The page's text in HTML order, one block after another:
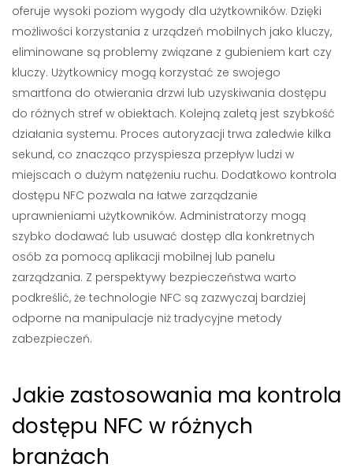
oferuje wysoki poziom wygody dla użytkowników. Dzięki
możliwości korzystania z urządzeń mobilnych jako kluczy,
eliminowane są problemy związane z gubieniem kart czy
kluczy. Użytkownicy mogą korzystać ze swojego
smartfona do otwierania drzwi lub uzyskiwania dostępu
do różnych stref w obiektach. Kolejną zaletą jest szybkość
działania systemu. Proces autoryzacji trwa zaledwie kilka
sekund, co znacząco przyspiesza przepływ ludzi w
miejscach o dużym natężeniu ruchu. Dodatkowo kontrola
dostępu NFC pozwala na łatwe zarządzanie
uprawnieniami użytkowników. Administratorzy mogą
szybko dodawać lub usuwać dostęp dla konkretnych
osób za pomocą aplikacji mobilnej lub panelu
zarządzania. Z perspektywy bezpieczeństwa warto
podkreślić, że technologie NFC są zazwyczaj bardziej
odporne na manipulacje niż tradycyjne metody
zabezpieczeń.
Jakie zastosowania ma kontrola
dostępu NFC w różnych
branżach